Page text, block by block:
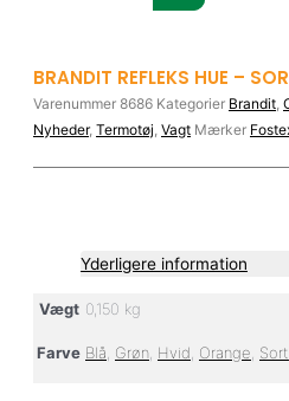
BRANDIT REFLEKS HUE –
Varenummer 8686 Kategorier Brandit,
Nyheder, Termotøj, Vagt Mærker
Yderligere information
Vægt 0,150 kg
Farve Blå Grøn Hvid Orange Sort